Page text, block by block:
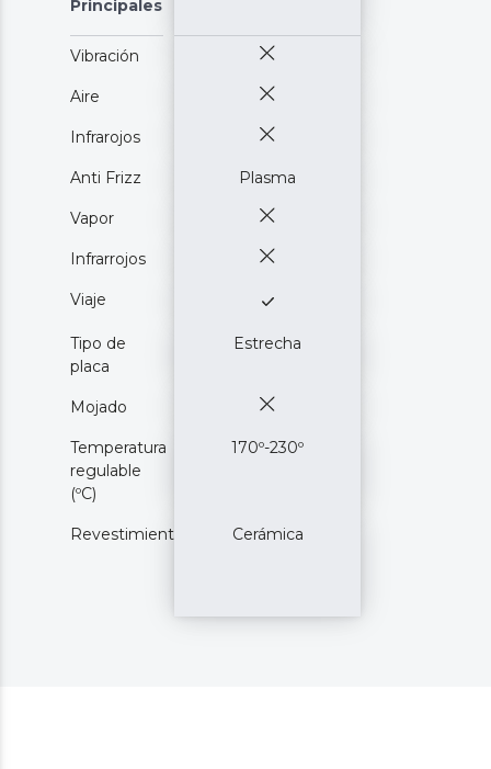
Principales
Vibración
Aire
Infrarojos
Anti Frizz Plasma
Vapor
Infrarrojos
Viaje
Tipo de
placa
Estrecha
Mojado
Temperatura
regulable
(ºC)
170º-230º
Revestimiento Cerámica